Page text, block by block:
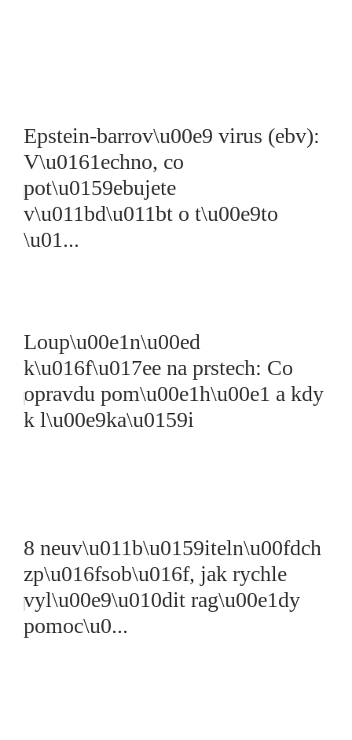
Epstein-barrov\u00e9 virus (ebv):
V\u0161echno, co
pot\u0159ebujete
v\u011bd\u011bt o t\u00e9to
\u01...
Loup\u00e1n\u00ed
k\u016f\u017ee na prstech: Co
opravdu pom\u00e1h\u00e1 a kdy
k l\u00e9ka\u0159i
8 neuv\u011b\u0159iteln\u00fdch
zp\u016fsob\u016f, jak rychle
vyl\u00e9\u010dit rag\u00e1dy
pomoc\u0...